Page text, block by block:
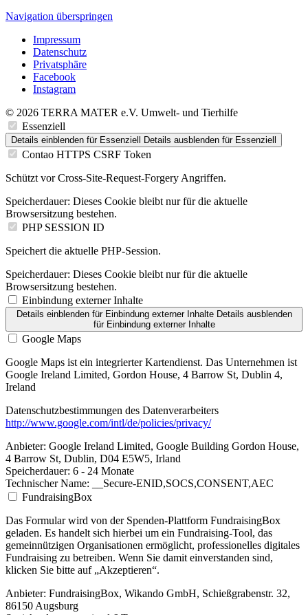
Navigation überspringen
Impressum
Datenschutz
Privatsphäre
Facebook
Instagram
© 2026 TERRA MATER e.V. Umwelt- und Tierhilfe
Essenziell
Details einblenden für Essenziell Details ausblenden für Essenziell
Contao HTTPS CSRF Token
Schützt vor Cross-Site-Request-Forgery Angriffen.
Speicherdauer: Dieses Cookie bleibt nur für die aktuelle
Browsersitzung bestehen.
PHP SESSION ID
Speichert die aktuelle PHP-Session.
Speicherdauer: Dieses Cookie bleibt nur für die aktuelle
Browsersitzung bestehen.
Einbindung externer Inhalte
Details einblendenfür Einbindung externer Inhalte Details ausblenden
für Einbindung externer Inhalte
Google Maps
Google Maps ist ein integrierter Kartendienst. Das Unternehmen ist
Google Ireland Limited, Gordon House, 4 Barrow St, Dublin 4,
Ireland
Datenschutzbestimmungen des Datenverarbeiters
http://www.google.com/intl/de/policies/privacy/
Anbieter: Google Ireland Limited, Google Building Gordon House,
4 Barrow St, Dublin, D04 E5W5, Irland
Speicherdauer: 6 - 24 Monate
Technischer Name: __Secure-ENID,SOCS,CONSENT,AEC
FundraisingBox
Das Formular wird von der Spenden-Plattform FundraisingBox
geladen. Es handelt sich hierbei um ein Fundraising-Tool, das
gemeinnützigen Organisationen ermöglicht, professionelles digitales
Fundraising zu betreiben. Wenn Sie damit einverstanden sind,
klicken Sie bitte auf „Akzeptieren“.
Anbieter: FundraisingBox, Wikando GmbH, Schießgrabenstr. 32,
86150 Augsburg